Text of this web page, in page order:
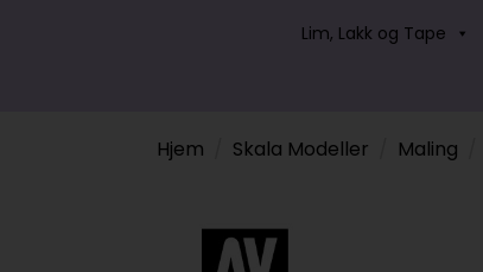
Lim, Lakk og Tape
Hjem Skala Modeller Maling